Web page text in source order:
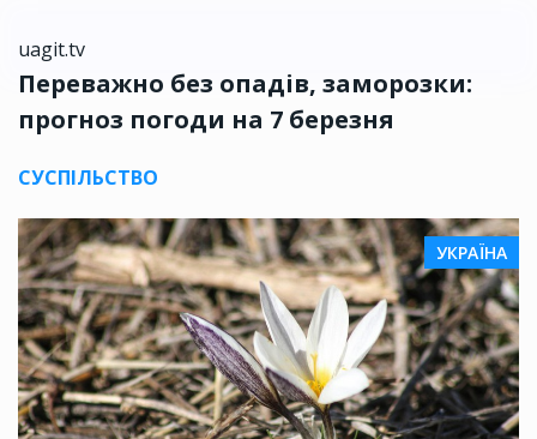
uagit.tv
Переважно без опадів, заморозки:
прогноз погоди на 7 березня
СУСПІЛЬСТВО
УКРАЇНА